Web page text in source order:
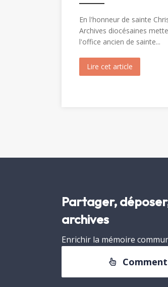
En l'honneur de sainte
Archives diocésaines
l'office ancien de sainte...
Lire cet article about
Partager,
archives
Enrichir la mémoire